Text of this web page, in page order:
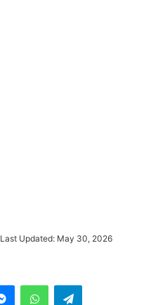
Last Updated: May 30, 2026